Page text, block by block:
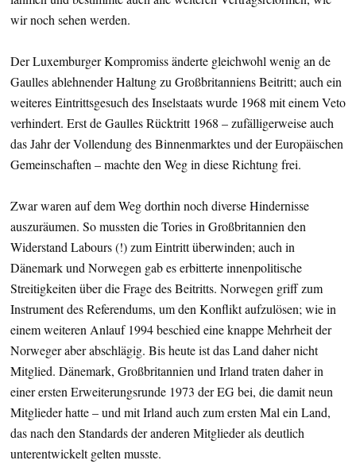
wir noch sehen werden.
Der Luxemburger Kompromiss änderte gleichwohl wenig an de
Gaulles ablehnender Haltung zu Großbritanniens Beitritt; auch ein
weiteres Eintrittsgesuch des Inselstaats wurde 1968 mit einem Veto
verhindert. Erst de Gaulles Rücktritt 1968 – zufälligerweise auch
das Jahr der Vollendung des Binnenmarktes und der Europäischen
Gemeinschaften – machte den Weg in diese Richtung frei.
Zwar waren auf dem Weg dorthin noch diverse Hindernisse
auszuräumen. So mussten die Tories in Großbritannien den
Widerstand Labours (!) zum Eintritt überwinden; auch in
Dänemark und Norwegen gab es erbitterte innenpolitische
Streitigkeiten über die Frage des Beitritts. Norwegen griff zum
Instrument des Referendums, um den Konflikt aufzulösen; wie in
einem weiteren Anlauf 1994 beschied eine knappe Mehrheit der
Norweger aber abschlägig. Bis heute ist das Land daher nicht
Mitglied. Dänemark, Großbritannien und Irland traten daher in
einer ersten Erweiterungsrunde 1973 der EG bei, die damit neun
Mitglieder hatte – und mit Irland auch zum ersten Mal ein Land,
das nach den Standards der anderen Mitglieder als deutlich
unterentwickelt gelten musste.